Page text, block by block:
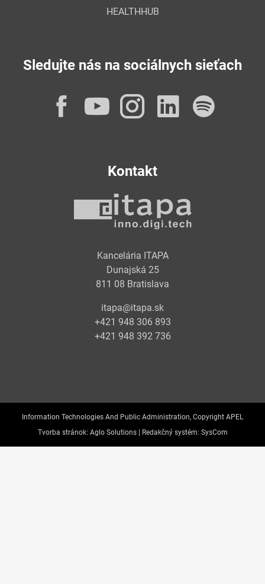
HEALTHHUB
Sledujte nás na sociálnych sieťach
Facebook
YouTube
Instagram
Kontakt
Kancelária ITAPA
Dunajská 25
811 08 Bratislava
itapa@itapa.sk
+421 948 306 893
+421 948 392 736
Information Technologies And Public Administration, Copyright APEL
Tvorba stránok: Aglo Solutions | Redakčný systém: SysCom